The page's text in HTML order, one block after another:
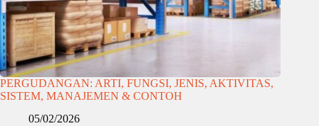
PERGUDANGAN: ARTI, FUNGSI, JENIS, AKTIVITAS,
SISTEM, MANAJEMEN & CONTOH
05/02/2026